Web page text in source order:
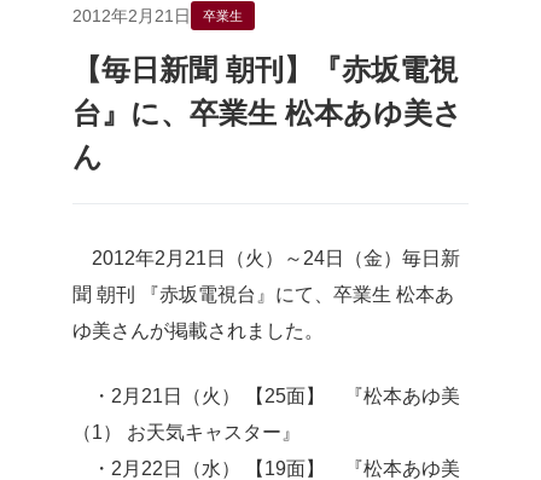
2012年2月21日 卒業生
【毎日新聞 朝刊】『赤坂電視
台』に、卒業生 松本あゆ美さ
ん
2012年2月21日（火）～24日（金）毎日新
聞 朝刊 『赤坂電視台』にて、卒業生 松本あ
ゆ美さんが掲載されました。
・2月21日（火） 【25面】 『松本あゆ美
（1） お天気キャスター』
・2月22日（水） 【19面】 『松本あゆ美